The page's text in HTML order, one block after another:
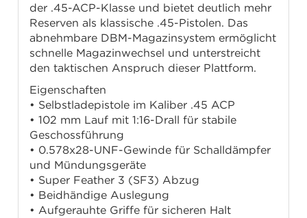
der .45-ACP-Klasse und bietet deutlich mehr
Reserven als klassische .45-Pistolen. Das
abnehmbare DBM-Magazinsystem ermöglicht
schnelle Magazinwechsel und unterstreicht
den taktischen Anspruch dieser Plattform.
Eigenschaften
• Selbstladepistole im Kaliber .45 ACP
• 102 mm Lauf mit 1:16-Drall für stabile
Geschossführung
• 0.578x28-UNF-Gewinde für Schalldämpfer
und Mündungsgeräte
• Super Feather 3 (SF3) Abzug
• Beidhändige Auslegung
• Aufgerauhte Griffe für sicheren Halt